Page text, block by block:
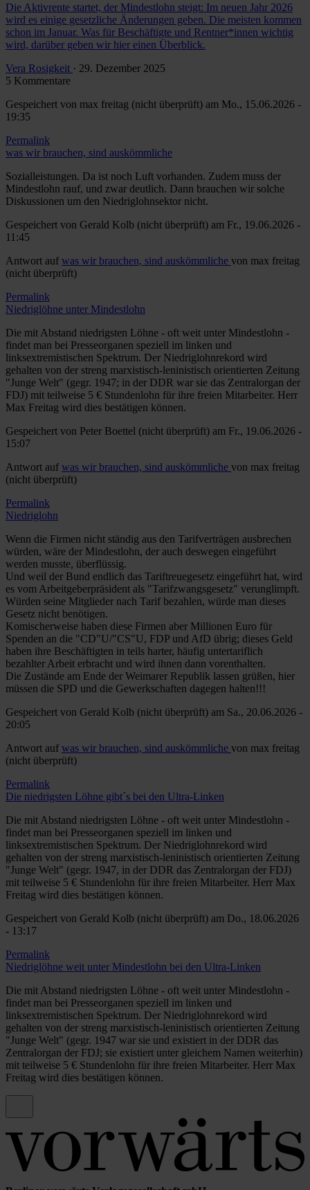
Die Aktivrente startet, der Mindestlohn steigt: Im neuen Jahr 2026
wird es einige gesetzliche Änderungen geben. Die meisten kommen
schon im Januar. Was für Beschäftigte und Rentner*innen wichtig
wird, darüber geben wir hier einen Überblick.
Vera Rosigkeit · 29. Dezember 2025
5 Kommentare
Gespeichert von max freitag (nicht überprüft) am Mo., 15.06.2026 -
19:35
Permalink
was wir brauchen, sind auskömmliche
Sozialleistungen. Da ist noch Luft vorhanden. Zudem muss der
Mindestlohn rauf, und zwar deutlich. Dann brauchen wir solche
Diskussionen um den Niedriglohnsektor nicht.
Gespeichert von Gerald Kolb (nicht überprüft) am Fr., 19.06.2026 -
11:45
Antwort auf was wir brauchen, sind auskömmliche von max freitag
(nicht überprüft)
Permalink
Niedriglöhne unter Mindestlohn
Die mit Abstand niedrigsten Löhne - oft weit unter Mindestlohn -
findet man bei Presseorganen speziell im linken und
linksextremistischen Spektrum. Der Niedriglohnrekord wird
gehalten von der streng marxistisch-leninistisch orientierten Zeitung
"Junge Welt" (gegr. 1947; in der DDR war sie das Zentralorgan der
FDJ) mit teilweise 5 € Stundenlohn für ihre freien Mitarbeiter. Herr
Max Freitag wird dies bestätigen können.
Gespeichert von Peter Boettel (nicht überprüft) am Fr., 19.06.2026 -
15:07
Antwort auf was wir brauchen, sind auskömmliche von max freitag
(nicht überprüft)
Permalink
Niedriglohn
Wenn die Firmen nicht ständig aus den Tarifverträgen ausbrechen
würden, wäre der Mindestlohn, der auch deswegen eingeführt
werden musste, überflüssig.
Und weil der Bund endlich das Tariftreuegesetz eingeführt hat, wird
es vom Arbeitgeberpräsident als "Tarifzwangsgesetz" verunglimpft.
Würden seine Mitglieder nach Tarif bezahlen, würde man dieses
Gesetz nicht benötigen.
Komischerweise haben diese Firmen aber Millionen Euro für
Spenden an die "CD"U/"CS"U, FDP und AfD übrig; dieses Geld
haben ihre Beschäftigten in teils harter, häufig untertariflich
bezahlter Arbeit erbracht und wird ihnen dann vorenthalten.
Die Zustände am Ende der Weimarer Republik lassen grüßen, hier
müssen die SPD und die Gewerkschaften dagegen halten!!!
Gespeichert von Gerald Kolb (nicht überprüft) am Sa., 20.06.2026 -
20:05
Antwort auf was wir brauchen, sind auskömmliche von max freitag
(nicht überprüft)
Permalink
Die niedrigsten Löhne gibt´s bei den Ultra-Linken
Die mit Abstand niedrigsten Löhne - oft weit unter Mindestlohn -
findet man bei Presseorganen speziell im linken und
linksextremistischen Spektrum. Der Niedriglohnrekord wird
gehalten von der streng marxistisch-leninistisch orientierten Zeitung
"Junge Welt" (gegr. 1947, in der DDR das Zentralorgan der FDJ)
mit teilweise 5 € Stundenlohn für ihre freien Mitarbeiter. Herr Max
Freitag wird dies bestätigen können.
Gespeichert von Gerald Kolb (nicht überprüft) am Do., 18.06.2026
- 13:17
Permalink
Niedriglöhne weit unter Mindestlohn bei den Ultra-Linken
Die mit Abstand niedrigsten Löhne - oft weit unter Mindestlohn -
findet man bei Presseorganen speziell im linken und
linksextremistischen Spektrum. Der Niedriglohnrekord wird
gehalten von der streng marxistisch-leninistisch orientierten Zeitung
"Junge Welt" (gegr. 1947 war sie und existiert in der DDR das
Zentralorgan der FDJ; sie existiert unter gleichem Namen weiterhin)
mit teilweise 5 € Stundenlohn für ihre freien Mitarbeiter. Herr Max
Freitag wird dies bestätigen können.